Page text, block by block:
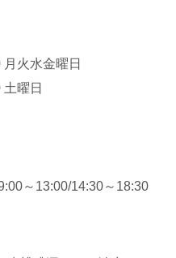
火水金曜日
曜日
～13:00/14:30～18:30